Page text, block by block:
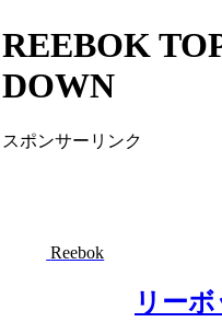
REEBOK
DOWN
スポンサーリンク
Reebok
リー